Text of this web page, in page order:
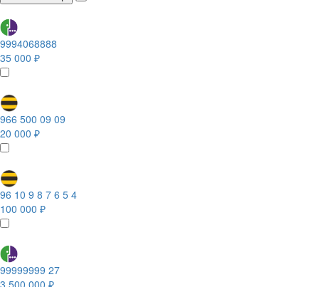
9994068888
35 000 ₽
966 500 09 09
20 000 ₽
96 10 9 8 7 6 5 4
100 000 ₽
99999999 27